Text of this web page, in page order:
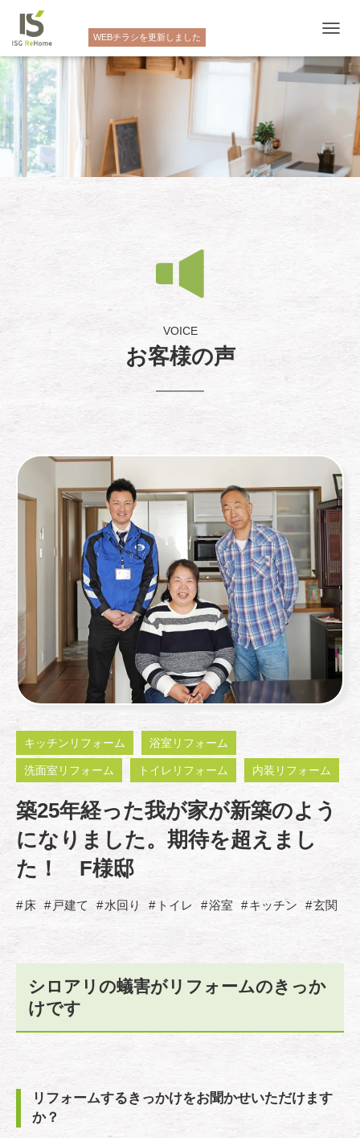
WEBチラシを更新しました
ビ
ゲ
ー
を
切
り
お客様の声
VOICE
キッチンリフォーム 浴室リフォーム
洗面室リフォーム トイレリフォーム 内装リフォーム
築25年経った我が家が新築のよう
になりました。期待を超えまし
た！ F様邸
床 戸建て 水回り トイレ 浴室 キッチン 玄関
シロアリの蟻害がリフォームのきっか
けです
リフォームするきっかけをお聞かせいただけます
か？